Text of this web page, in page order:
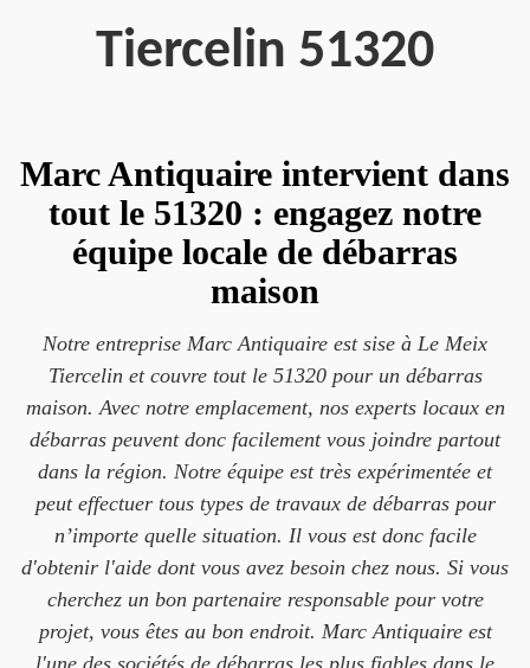
Tiercelin 51320
Marc Antiquaire intervient dans
tout le 51320 : engagez notre
équipe locale de débarras
maison
Notre entreprise Marc Antiquaire est sise à Le Meix
Tiercelin et couvre tout le 51320 pour un débarras
maison. Avec notre emplacement, nos experts locaux en
débarras peuvent donc facilement vous joindre partout
dans la région. Notre équipe est très expérimentée et
peut effectuer tous types de travaux de débarras pour
n’importe quelle situation. Il vous est donc facile
d'obtenir l'aide dont vous avez besoin chez nous. Si vous
cherchez un bon partenaire responsable pour votre
projet, vous êtes au bon endroit. Marc Antiquaire est
l'une des sociétés de débarras les plus fiables dans le